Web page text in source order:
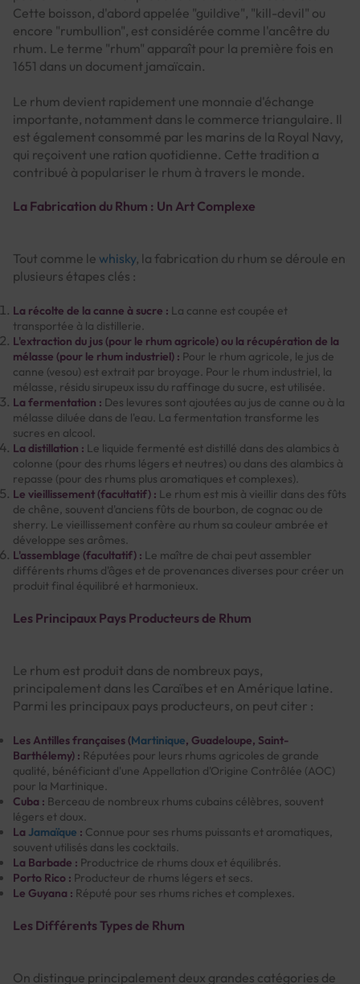
Cette boisson, d'abord appelée "guildive", "kill-devil" ou
encore "rumbullion", est considérée comme l'ancêtre du
rhum. Le terme "rhum" apparaît pour la première fois en
1651 dans un document jamaïcain.
Le rhum devient rapidement une monnaie d'échange
importante, notamment dans le commerce triangulaire. Il
est également consommé par les marins de la Royal Navy,
qui reçoivent une ration quotidienne. Cette tradition a
contribué à populariser le rhum à travers le monde.
La Fabrication du Rhum : Un Art Complexe
Tout comme le whisky, la fabrication du rhum se déroule en
plusieurs étapes clés :
La récolte de la canne à sucre : La canne est coupée et
transportée à la distillerie.
L'extraction du jus (pour le rhum agricole) ou la récupération de la
mélasse (pour le rhum industriel) : Pour le rhum agricole, le jus de
canne (vesou) est extrait par broyage. Pour le rhum industriel, la
mélasse, résidu sirupeux issu du raffinage du sucre, est utilisée.
La fermentation : Des levures sont ajoutées au jus de canne ou à la
mélasse diluée dans de l'eau. La fermentation transforme les
sucres en alcool.
La distillation : Le liquide fermenté est distillé dans des alambics à
colonne (pour des rhums légers et neutres) ou dans des alambics à
repasse (pour des rhums plus aromatiques et complexes).
Le vieillissement (facultatif) : Le rhum est mis à vieillir dans des fûts
de chêne, souvent d'anciens fûts de bourbon, de cognac ou de
sherry. Le vieillissement confère au rhum sa couleur ambrée et
développe ses arômes.
L'assemblage (facultatif) : Le maître de chai peut assembler
différents rhums d'âges et de provenances diverses pour créer un
produit final équilibré et harmonieux.
Les Principaux Pays Producteurs de Rhum
Le rhum est produit dans de nombreux pays,
principalement dans les Caraïbes et en Amérique latine.
Parmi les principaux pays producteurs, on peut citer :
Les Antilles françaises (Martinique, Guadeloupe, Saint-
Barthélemy) : Réputées pour leurs rhums agricoles de grande
qualité, bénéficiant d'une Appellation d'Origine Contrôlée (AOC)
pour la Martinique.
Cuba : Berceau de nombreux rhums cubains célèbres, souvent
légers et doux.
La Jamaïque : Connue pour ses rhums puissants et aromatiques,
souvent utilisés dans les cocktails.
La Barbade : Productrice de rhums doux et équilibrés.
Porto Rico : Producteur de rhums légers et secs.
Le Guyana : Réputé pour ses rhums riches et complexes.
Les Différents Types de Rhum
On distingue principalement deux grandes catégories de